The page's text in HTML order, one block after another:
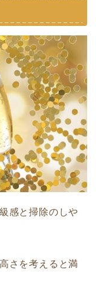
感と掃除のしや
さを考えると満